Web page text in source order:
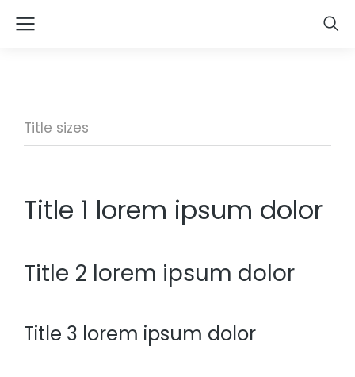
Title sizes
Title 1 lorem ipsum dolor
Title 2 lorem ipsum dolor
Title 3 lorem ipsum dolor